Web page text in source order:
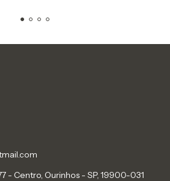
- Centro, Ourinhos - SP, 19900-031